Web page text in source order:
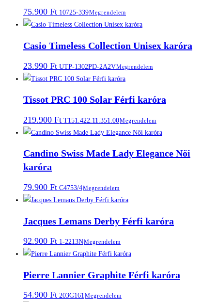
75.900 Ft 10725-339Megrendelem
Casio Timeless Collection Unisex karóra
23.990 Ft UTP-1302PD-2A2VMegrendelem
Tissot PRC 100 Solar Férfi karóra
219.900 Ft T151.422.11.351.00Megrendelem
Candino Swiss Made Lady Elegance Női
karóra
79.900 Ft C4753/4Megrendelem
Jacques Lemans Derby Férfi karóra
92.900 Ft 1-2213NMegrendelem
Pierre Lannier Graphite Férfi karóra
54.900 Ft 203G161Megrendelem